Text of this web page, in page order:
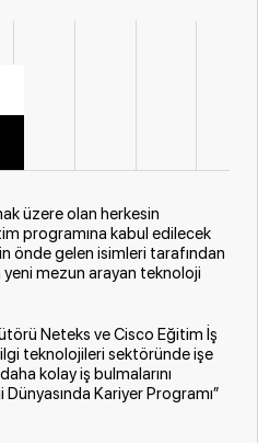
üzere olan herkesin
programına kabul edilecek
önde gelen isimleri tarafından
mezun arayan teknoloji
Neteks ve Cisco Eğitim İş
teknolojileri sektöründe işe
kolay iş bulmalarını
Kariyer Programı”